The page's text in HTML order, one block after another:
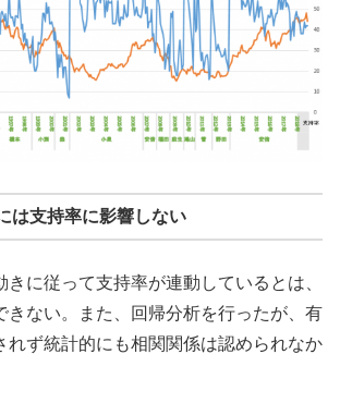
は支持率に影響しない
に従って支持率が連動しているとは、
きない。また、回帰分析を行ったが、有
れず統計的にも相関関係は認められなか